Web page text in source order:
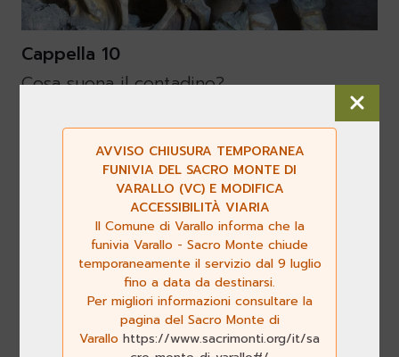
Cappella 10
Cosa suona il contadino?
AVVISO CHIUSURA TEMPORANEA
FUNIVIA DEL SACRO MONTE DI
VARALLO (VC) E MODIFICA
ACCESSIBILITÀ VIARIA
Il Comune di Varallo informa che la
funivia Varallo - Sacro Monte chiude
temporaneamente il servizio dal 9 luglio
fino a data da destinarsi.
Per migliori informazioni consultare la
pagina del Sacro Monte di
Varallo https://www.sacrimonti.org/it/sa